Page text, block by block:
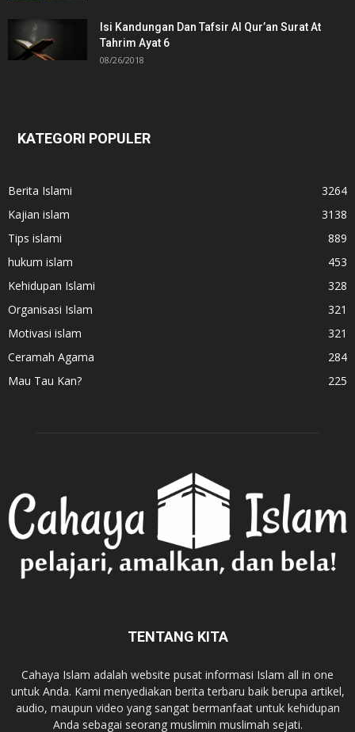
Isi Kandungan Dan Tafsir Al Qur’an Surat At
Tahrim Ayat 6
08/26/2018
KATEGORI POPULER
Berita Islami
3264
Kajian islam
3138
Tips islami
889
hukum islam
453
Kehidupan Islami
328
Organisasi Islam
321
Motivasi islam
321
Ceramah Agama
284
Mau Tau Kan?
225
TENTANG KITA
Cahaya Islam adalah website pusat informasi Islam all in one
untuk Anda. Kami menyediakan berita terbaru baik berupa artikel,
audio, maupun video yang sangat bermanfaat untuk kehidupan
Anda sebagai seorang muslimin muslimah sejati.